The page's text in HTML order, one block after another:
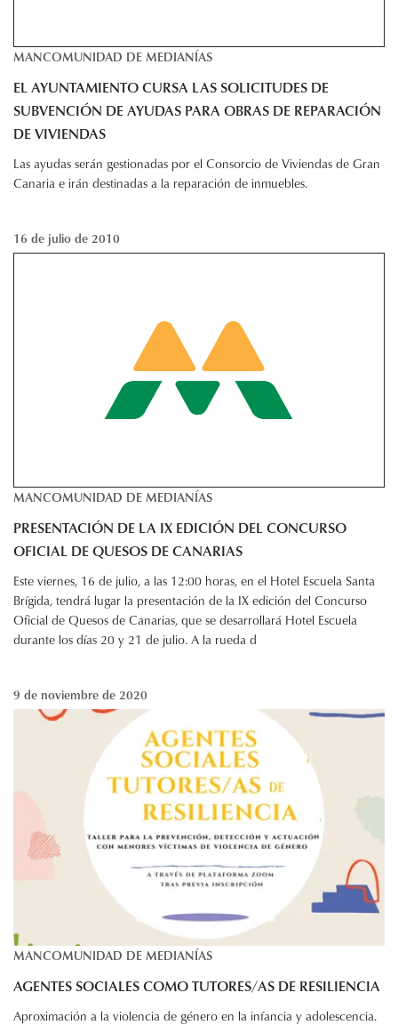
MANCOMUNIDAD DE MEDIANÍAS
EL AYUNTAMIENTO CURSA LAS SOLICITUDES DE
SUBVENCIÓN DE AYUDAS PARA OBRAS DE REPARACIÓN
DE VIVIENDAS
Las ayudas serán gestionadas por el Consorcio de Viviendas de Gran
Canaria e irán destinadas a la reparación de inmuebles.
16 de julio de 2010
MANCOMUNIDAD DE MEDIANÍAS
PRESENTACIÓN DE LA IX EDICIÓN DEL CONCURSO
OFICIAL DE QUESOS DE CANARIAS
Este viernes, 16 de julio, a las 12:00 horas, en el Hotel Escuela Santa
Brígida, tendrá lugar la presentación de la IX edición del Concurso
Oficial de Quesos de Canarias, que se desarrollará Hotel Escuela
durante los días 20 y 21 de julio. A la rueda d
9 de noviembre de 2020
MANCOMUNIDAD DE MEDIANÍAS
AGENTES SOCIALES COMO TUTORES/AS DE RESILIENCIA
Aproximación a la violencia de género en la infancia y adolescencia.